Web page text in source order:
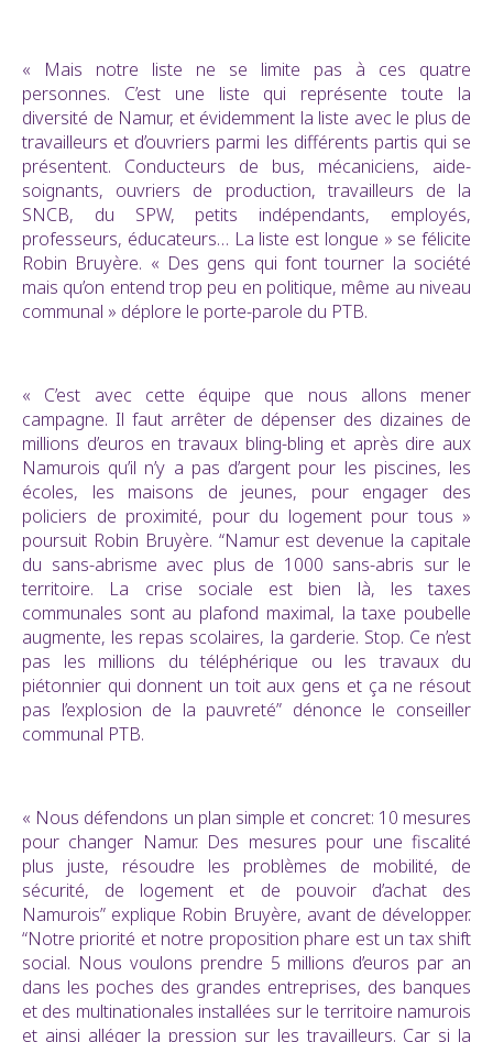
« Mais notre liste ne se limite pas à ces quatre
personnes. C’est une liste qui représente toute la
diversité de Namur, et évidemment la liste avec le plus de
travailleurs et d’ouvriers parmi les différents partis qui se
présentent. Conducteurs de bus, mécaniciens, aide-
soignants, ouvriers de production, travailleurs de la
SNCB, du SPW, petits indépendants, employés,
professeurs, éducateurs… La liste est longue » se félicite
Robin Bruyère. « Des gens qui font tourner la société
mais qu’on entend trop peu en politique, même au niveau
communal » déplore le porte-parole du PTB.
« C’est avec cette équipe que nous allons mener
campagne. Il faut arrêter de dépenser des dizaines de
millions d’euros en travaux bling-bling et après dire aux
Namurois qu’il n’y a pas d’argent pour les piscines, les
écoles, les maisons de jeunes, pour engager des
policiers de proximité, pour du logement pour tous »
poursuit Robin Bruyère. “Namur est devenue la capitale
du sans-abrisme avec plus de 1000 sans-abris sur le
territoire. La crise sociale est bien là, les taxes
communales sont au plafond maximal, la taxe poubelle
augmente, les repas scolaires, la garderie. Stop. Ce n’est
pas les millions du téléphérique ou les travaux du
piétonnier qui donnent un toit aux gens et ça ne résout
pas l’explosion de la pauvreté” dénonce le conseiller
communal PTB.
« Nous défendons un plan simple et concret: 10 mesures
pour changer Namur. Des mesures pour une fiscalité
plus juste, résoudre les problèmes de mobilité, de
sécurité, de logement et de pouvoir d’achat des
Namurois” explique Robin Bruyère, avant de développer.
“Notre priorité et notre proposition phare est un tax shift
social. Nous voulons prendre 5 millions d’euros par an
dans les poches des grandes entreprises, des banques
et des multinationales installées sur le territoire namurois
et ainsi alléger la pression sur les travailleurs. Car si la